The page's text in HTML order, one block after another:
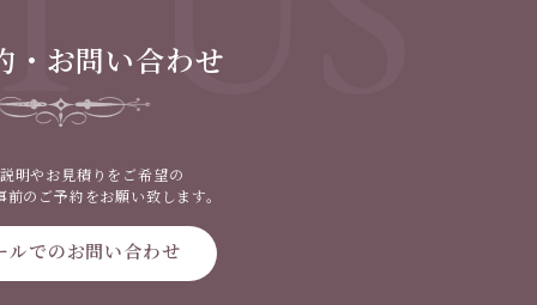
・お問い合わせ
明やお見積りをご希望の
のご予約をお願い致します。
ルでのお問い合わせ